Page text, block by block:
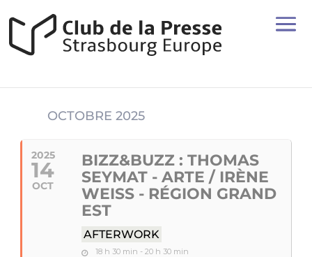
OCTOBRE 2025
2025
14
OCT
BIZZ&BUZZ : THOMAS
SEYMAT - ARTE / IRÈNE
WEISS - RÉGION GRAND
EST
AFTERWORK
18 h 30 min - 20 h 30 min